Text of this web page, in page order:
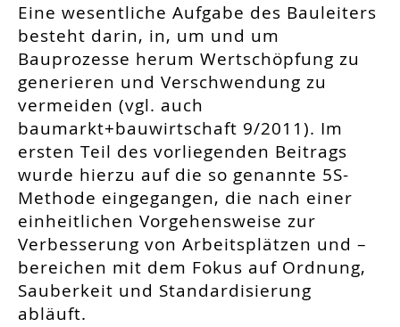
Eine wesentliche Aufgabe des Bauleiters
besteht darin, in, um und um
Bauprozesse herum Wertschöpfung zu
generieren und Verschwendung zu
vermeiden (vgl. auch
baumarkt+bauwirtschaft 9/2011). Im
ersten Teil des vorliegenden Beitrags
wurde hierzu auf die so genannte 5S-
Methode eingegangen, die nach einer
einheitlichen Vorgehensweise zur
Verbesserung von Arbeitsplätzen und –
bereichen mit dem Fokus auf Ordnung,
Sauberkeit und Standardisierung
abläuft.